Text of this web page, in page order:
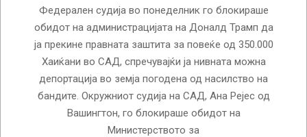
Федерален судија во понеделник го блокираше
обидот на администрацијата на Доналд Трамп да
ја прекине правната заштита за повеќе од 350.000
Хаиќани во САД, спречувајќи ја нивната можна
депортација во земја погодена од насилство на
бандите. Окружниот судија на САД, Ана Рејес од
Вашингтон, го блокираше обидот на
Министерството за